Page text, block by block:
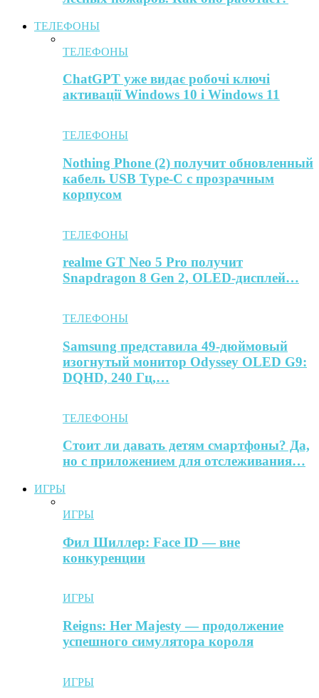
ТЕЛЕФОНЫ
ТЕЛЕФОНЫ
ChatGPT уже видає робочі ключі
активації Windows 10 і Windows 11
ТЕЛЕФОНЫ
Nothing Phone (2) получит обновленный
кабель USB Type-C с прозрачным
корпусом
ТЕЛЕФОНЫ
realme GT Neo 5 Pro получит
Snapdragon 8 Gen 2, OLED-дисплей…
ТЕЛЕФОНЫ
Samsung представила 49-дюймовый
изогнутый монитор Odyssey OLED G9:
DQHD, 240 Гц,…
ТЕЛЕФОНЫ
Стоит ли давать детям смартфоны? Да,
но с приложением для отслеживания…
ИГРЫ
ИГРЫ
Фил Шиллер: Face ID — вне
конкуренции
ИГРЫ
Reigns: Her Majesty — продолжение
успешного симулятора короля
ИГРЫ